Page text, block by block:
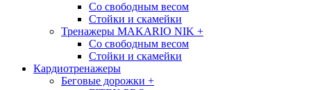
Со свободным весом
Стойки и скамейки
Тренажеры MAKARIO NIK +
Со свободным весом
Стойки и скамейки
Кардиотренажеры
Беговые дорожки +